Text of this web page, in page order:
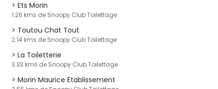
Ets Morin
1.26 kms de Snoopy Club Toilettage
Toutou Chat Tout
2.14 kms de Snoopy Club Toilettage
La Toiletterie
3.33 kms de Snoopy Club Toilettage
Morin Maurice Etablissement